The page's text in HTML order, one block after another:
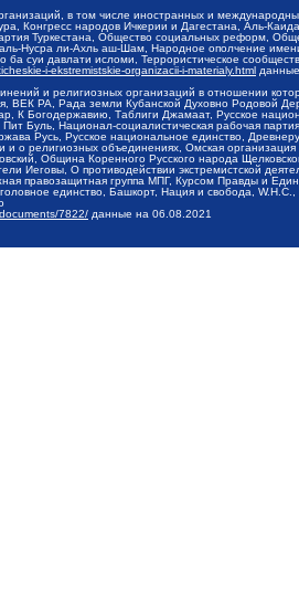
в том числе иностранных и
Конгресс народов Ичкерии и Дагестана, Аль-
Туркестана, Общество социальных реформ,
Нусра ли-Ахль аш-Шам, Народное ополчение
ба суи давлати исломи, Террористическое
i-ekstremistskie-organizacii-i-materialy.html
и религиозных организаций в отношении
ВЕК РА, Рада земли Кубанской Духовно Родовой
К Богодержавию, Таблиги Джамаат, Русское
Буль, Национал-социалистическая рабочая
Русь, Русское национальное единство,
и о религиозных объединениях, Омская
Община Коренного Русского народа
Иеговы, О противодействии экстремистской
правозащитная группа МПГ, Курсом Правды и
единство, Башкорт, Нация и свобода,
7822/ данные на 06.08.2021